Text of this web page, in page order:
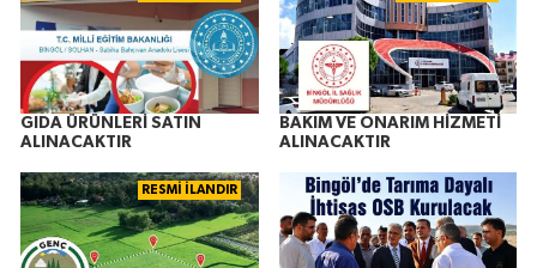
GIDA ÜRÜNLERİ SATIN
ALINACAKTIR
BAKIM VE ONARIM HİZMETİ
ALINACAKTIR
RESMİ İLANDIR